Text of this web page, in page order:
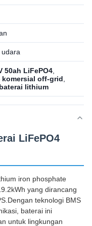
50ah LiFePO4
komersial off-grid
lithium
LiFePO4
iron phosphate
yang dirancang
teknologi BMS
baterai ini
untuk lingkungan